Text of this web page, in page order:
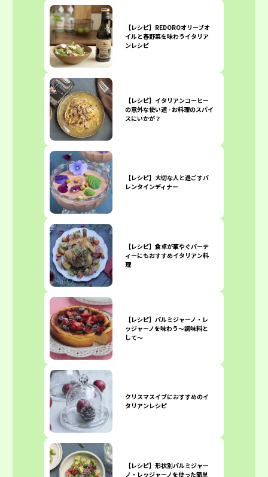
【レシピ】REDOROオリーブオ
イルと春野菜を味わうイタリア
ンレシピ
【レシピ】イタリアンコーヒー
の意外な使い道 - お料理のスパイ
スにいかが？
【レシピ】大切な人と過ごすバ
レンタインディナー
【レシピ】食卓が華やぐパーテ
ィーにもおすすめイタリアン料
理
【レシピ】パルミジャーノ・レ
ッジャーノを味わう〜調味料と
して〜
クリスマスイブにおすすめのイ
タリアンレシピ
【レシピ】形状別パルミジャー
ノ・レッジャーノを使った簡単